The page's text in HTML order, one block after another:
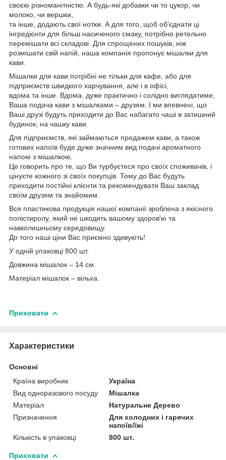
своєю різноманітністю. А будь-які добавки чи то цукор, чи
молоко, чи вершки,
та інше, додають свої нотки. А для того, щоб об'єднати ці
інгредієнти для більш насиченого смаку, потрібно ретельно
перемішати всі складові. Для спрощених пошуків, ніж
розмішати свій напій, наша компанія пропонує мішалки для
кави.
Мішалки для кави потрібні не тільки для кафе, або для
підприємств швидкого харчування, але і в офісі,
вдома та інше. Вдома, дуже практично і солідно виглядатиме,
Ваша подача кави з мішалками – друзям. І ми впевнені, що
Ваші друзі будуть приходити до Вас набагато чаші в затишний
будинок, на чашку кави.
Для підприємств, які займаються продажем кави, а також
готових напоїв буде дуже значним вид подачі ароматного
напою з мішалкою.
Це говорить про те, що Ви турбуєтеся про своїх споживачів, і
цінуєте кожного зі своїх покупців. Тому до Вас будуть
приходити постійні клієнти та рекомендувати Ваш заклад
своїм друзям та знайомим.
Вся пластикова продукція нашої компанії зроблена з якісного
полістиролу, який не шкодить вашому здоров'ю та
навколишньому середовищу.
До того наші ціни Вас приємно здивують!
У одній упаковці 800 шт.
Довжина мішалок – 14 см.
Матеріал мішалок – вільха.
Приховати
Характеристики
Основні
Країна виробник
Україна
Вид одноразового посуду
Мішалка
Матеріал
Натуральне Дерево
Призначення
Для холодних і гарячих
напоїв/їжі
Кількість в упаковці
800 шт.
Приховати